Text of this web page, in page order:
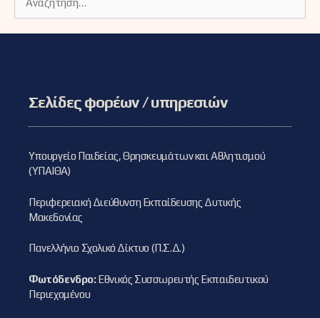
για:
Σελίδες φορέων / υπηρεσιών
Υπουργείο Παιδείας, Θρησκευμάτων και Αθλητισμού
(ΥΠΑΙΘΑ)
Περιφερειακή Διεύθυνση Εκπαίδευσης Δυτικής
Μακεδονίας
Πανελλήνιο Σχολικό Δίκτυο (Π.Σ.Δ.)
Φωτόδενδρο:Εθνικός Συσσωρευτής Εκπαιδευτικού
Περιεχομένου